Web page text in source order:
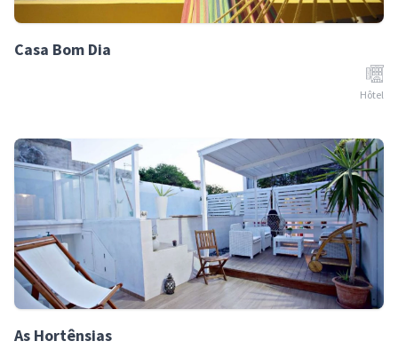
Casa Bom Dia
Hôtel
As Hortênsias